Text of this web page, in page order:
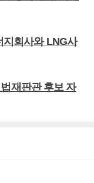
지회사와 LNG사
재판관 후보 자